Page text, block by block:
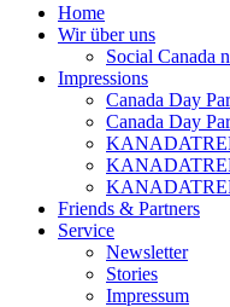
Home
Wir über uns
Social Canada
Impressions
Canada Day
Canada Day
Friends & Partners
Service
Newsletter
Stories
Impressum